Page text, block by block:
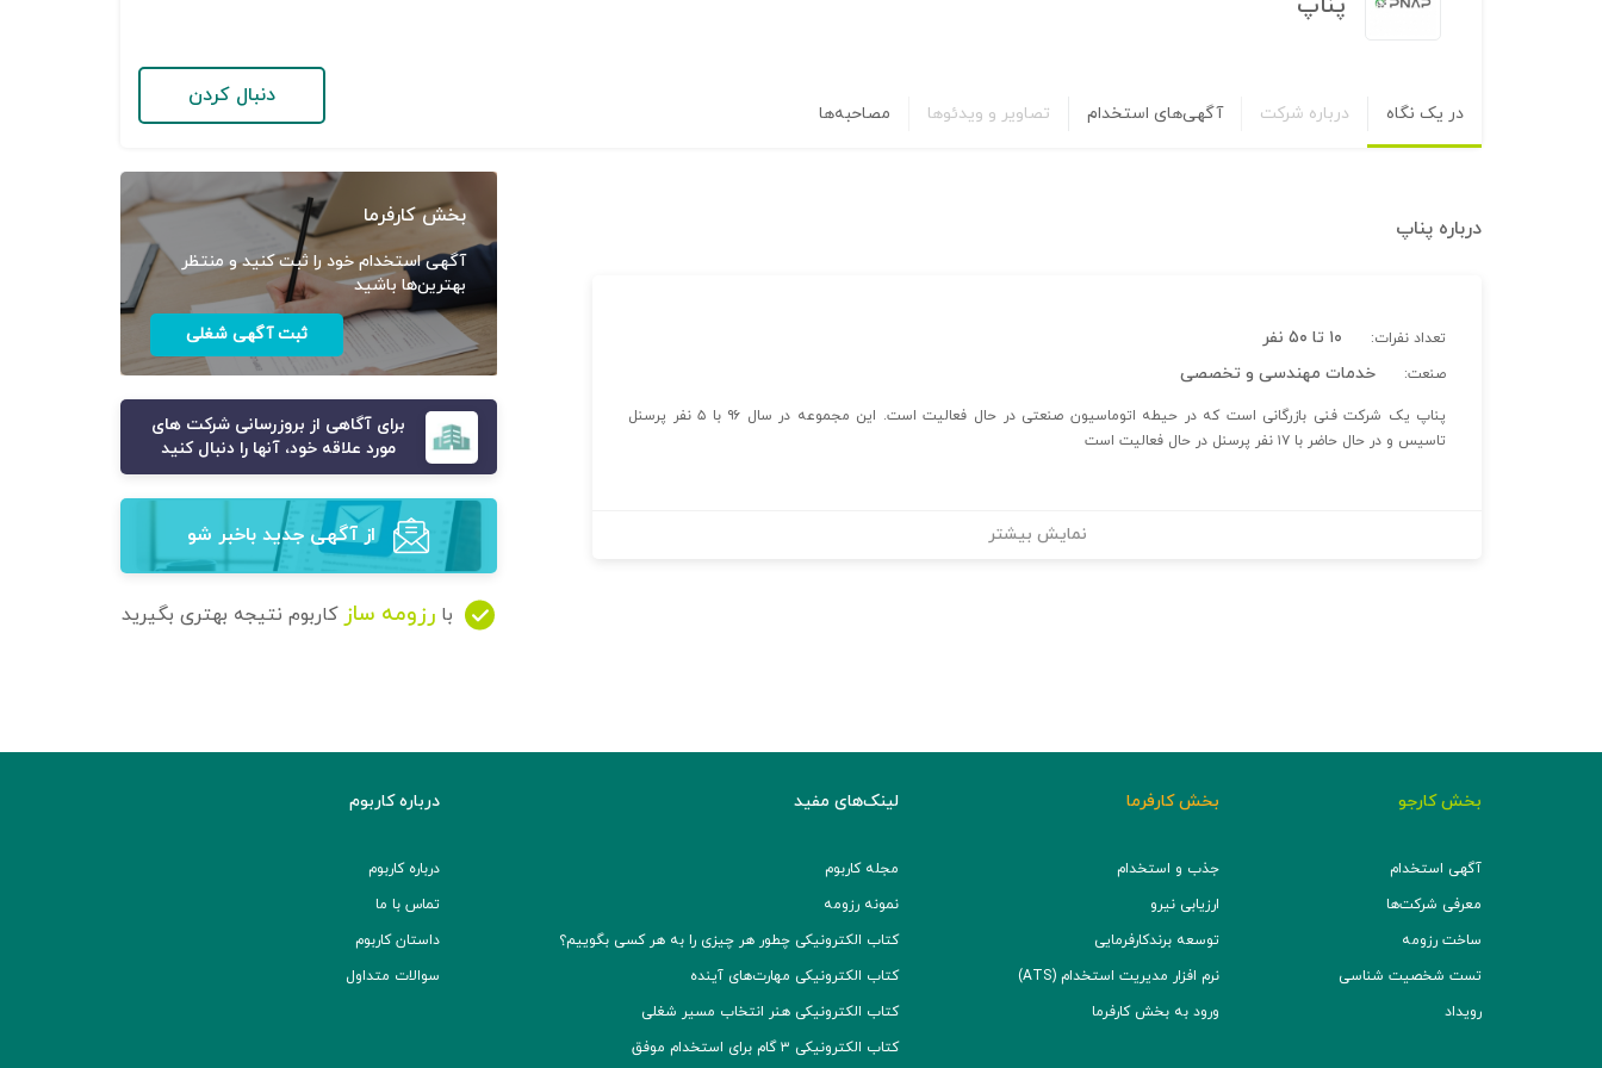
در یک نگاه درباره شرکت آگهی‌های استخدام تصاویر و ویدئوها مصاحبه‌ها
دنبال کردن
درباره پناپ
تعداد نفرات: ۱۰ تا ۵۰ نفر
صنعت: خدمات مهندسی و تخصصی
پناپ یک شرکت فنی بازرگانی است که در حیطه اتوماسیون صنعتی در حال فعالیت است. این مجموعه در سال ۹۶ با ۵ نفر پرسنل
تاسیس و در حال حاضر با ۱۷ نفر پرسنل در حال فعالیت است
نمایش بیشتر
بخش کارفرما
آگهی استخدام خود را ثبت کنید و منتظر
بهترین‌ها باشید
ثبت آگهی شغلی
برای آگاهی از بروزرسانی شرکت های
مورد علاقه خود، آنها را دنبال کنید
از آگهی‌ جدید باخبر شو
با رزومه ساز کاربوم نتیجه بهتری بگیرید
بخش کارجو
آگهی استخدام
معرفی شرکت‌ها
ساخت رزومه
تست شخصیت شناسی
رویداد
بخش کارفرما
جذب و استخدام
ارزیابی نیرو
توسعه برند‌کارفرمایی
نرم افزار مدیریت استخدام (ATS)
ورود به بخش کارفرما
لینک‌های مفید
مجله کاربوم
نمونه رزومه
کتاب الکترونیکی چطور هر چیزی را به هر کسی بگوییم؟
کتاب الکترونیکی مهارت‌های آینده
کتاب الکترونیکی هنر انتخاب مسیر شغلی
کتاب الکترونیکی ۳ گام برای استخدام موفق
درباره کاربوم
درباره کاربوم
تماس با ما
داستان کاربوم
سوالات متداول